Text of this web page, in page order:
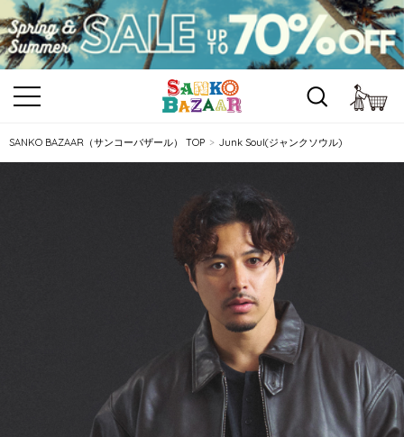
SANKO BAZAAR（サンコーバザール） TOP Junk Soul(ジャンクソウル)